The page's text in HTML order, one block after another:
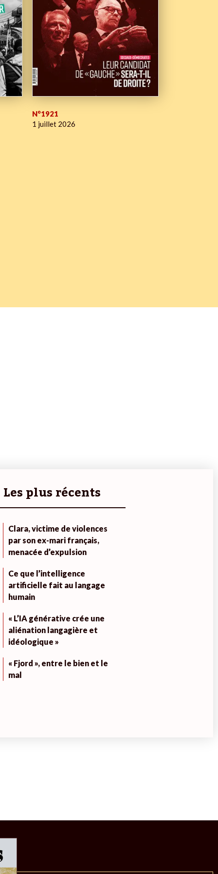
N°1921
1 juillet 2026
Les plus récents
Clara, victime de violences
par son ex-mari français,
menacée d’expulsion
Ce que l’intelligence
artificielle fait au langage
humain
« L’IA générative crée une
aliénation langagière et
idéologique »
« Fjord », entre le bien et le
mal